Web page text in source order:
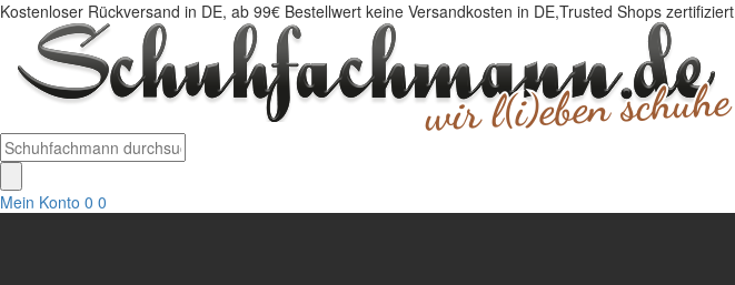
Kostenloser Rückversand in DE, ab 99€ Bestellwert keine Versandkosten in DE,Trusted Shops zertifiziert
Mein Konto 0 0